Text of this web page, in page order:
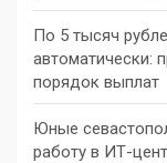
По 5 тысяч
автоматически:
порядок выплат
Юные
работу в ИТ-